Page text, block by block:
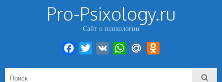
Pro-Psixology.ru
Сайт о психологии
Facebook
Twitter VK WhatsAppMail.Ru